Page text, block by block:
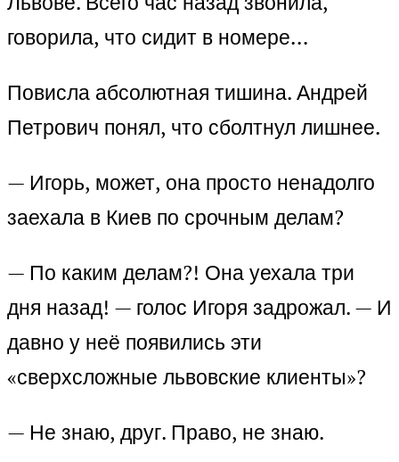
говорила, что сидит в номере…
Повисла абсолютная тишина. Андрей
Петрович понял, что сболтнул лишнее.
— Игорь, может, она просто ненадолго
заехала в Киев по срочным делам?
— По каким делам?! Она уехала три
дня назад! — голос Игоря задрожал. — И
давно у неё появились эти
«сверхсложные львовские клиенты»?
— Не знаю, друг. Право, не знаю.